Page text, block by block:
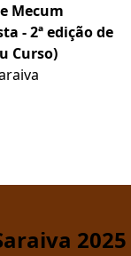
Mecum
- 2ª edição de
Curso)
2025